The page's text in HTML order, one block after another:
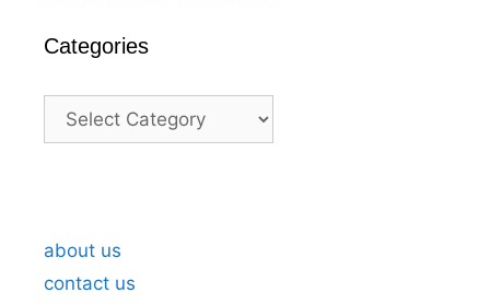
Categories
Categories
about us
contact us